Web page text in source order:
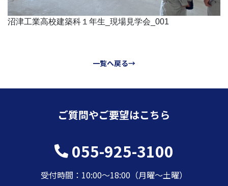
沼津工業高校建築科１年生_現場見学会_001
一覧へ戻る→
ご質問やご要望はこちら
055-925-3100
受付時間：10:00〜18:00（月曜～土曜）